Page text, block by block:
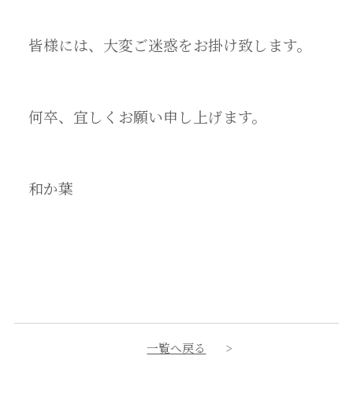
皆様には、大変ご迷惑をお掛け致します。
何卒、宜しくお願い申し上げます。
和か葉
一覧へ戻る